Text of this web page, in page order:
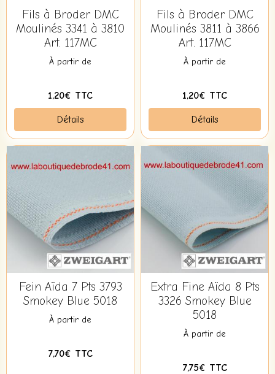
Fils à Broder DMC
Moulinés 3341 à 3810
Art. 117MC
À partir de
1,20€ TTC
Détails
Fils à Broder DMC
Moulinés 3811 à 3866
Art. 117MC
À partir de
1,20€ TTC
Détails
Fein Aïda 7 Pts 3793
Smokey Blue 5018
À partir de
7,70€ TTC
Extra Fine Aïda 8 Pts
3326 Smokey Blue
5018
À partir de
7,75€ TTC